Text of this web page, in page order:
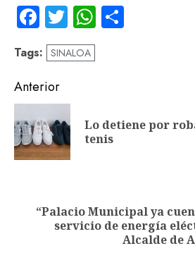
Facebook
TwitterWhatsApp
Tags: SINALOA
Navegación
de
entradas
Anterior
Lo detiene por
tenis
Siguiente
“Palacio Municipal ya
servicio de energía
Alcalde de